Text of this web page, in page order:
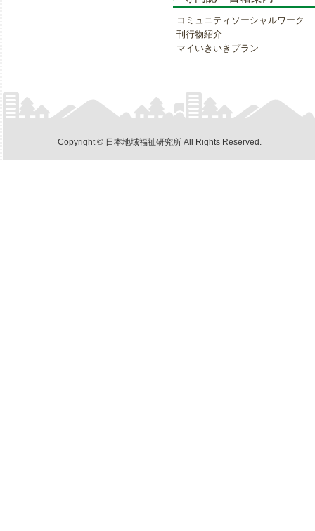
コミュニティソーシャルワーク
刊行物紹介
マイいきいきプラン
Copyright © 日本地域福祉研究所 All Rights Reserved.